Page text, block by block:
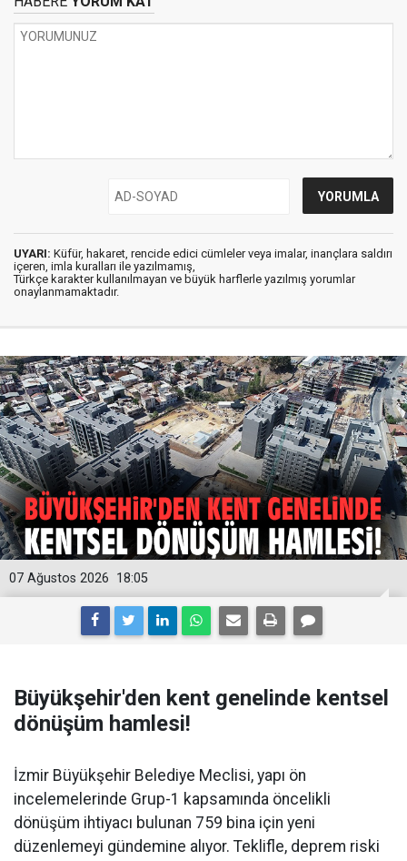
UYARI: Küfür, hakaret, rencide edici cümleler veya imalar, inançlara saldırı
içeren, imla kuralları ile yazılmamış,
Türkçe karakter kullanılmayan ve büyük harflerle yazılmış yorumlar
onaylanmamaktadır.
18:05
07 Ağustos 2026
Büyükşehir'den kent genelinde kentsel
dönüşüm hamlesi!
İzmir Büyükşehir Belediye Meclisi, yapı ön
incelemelerinde Grup-1 kapsamında öncelikli
dönüşüm ihtiyacı bulunan 759 bina için yeni
düzenlemeyi gündemine alıyor. Teklifle, deprem riski